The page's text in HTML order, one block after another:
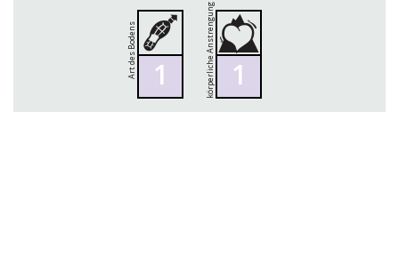
Art des Bodens 1 körperliche Anstrengung 1